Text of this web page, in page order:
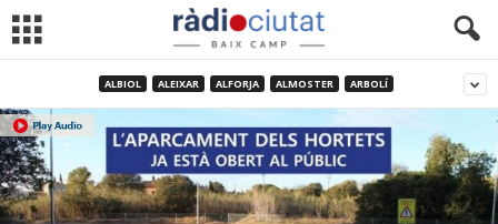
ALBIOL ALEIXAR ALFORJA ALMOSTER ARBOLÍ